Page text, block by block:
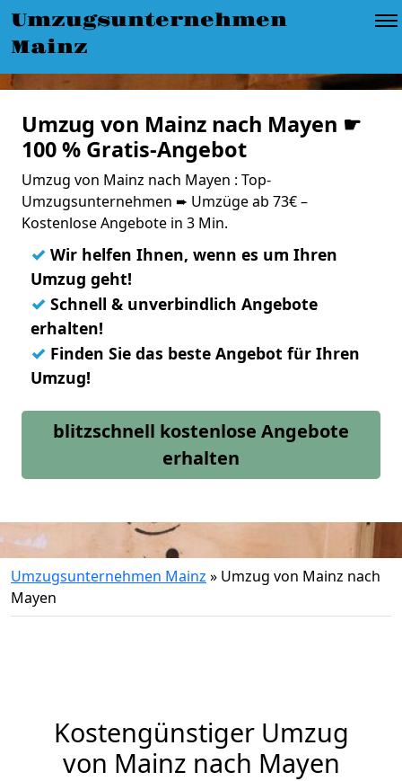
Umzugsunternehmen
Mainz
Umzug von Mainz nach Mayen ☛
100 % Gratis-Angebot
Umzug von Mainz nach Mayen : Top-
Umzugsunternehmen ➨ Umzüge ab 73€ –
Kostenlose Angebote in 3 Min.
✓ Wir helfen Ihnen, wenn es um Ihren
Umzug geht!
✓ Schnell & unverbindlich Angebote
erhalten!
✓ Finden Sie das beste Angebot für Ihren
Umzug!
blitzschnell kostenlose Angebote
erhalten
Umzugsunternehmen Mainz » Umzug von Mainz nach
Mayen
Kostengünstiger Umzug
von Mainz nach Mayen